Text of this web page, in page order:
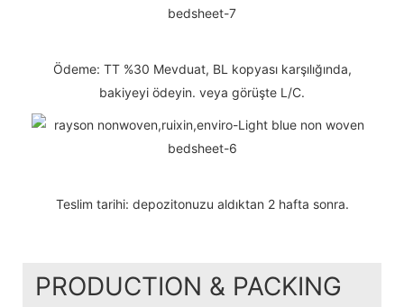
Ödeme: TT %30 Mevduat, BL kopyası karşılığında,
bakiyeyi ödeyin. veya görüşte L/C.
Teslim tarihi: depozitonuzu aldıktan 2 hafta sonra.
PRODUCTION & PACKING